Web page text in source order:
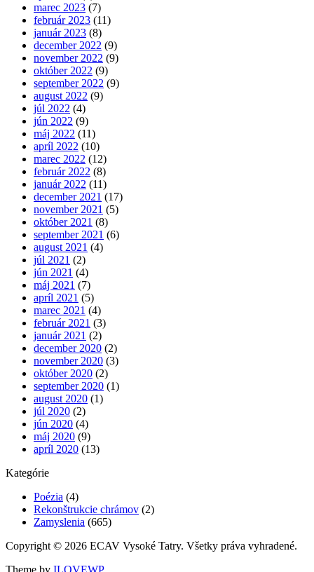
marec 2023 (7)
február 2023 (11)
január 2023 (8)
december 2022 (9)
november 2022 (9)
október 2022 (9)
september 2022 (9)
august 2022 (9)
júl 2022 (4)
jún 2022 (9)
máj 2022 (11)
apríl 2022 (10)
marec 2022 (12)
február 2022 (8)
január 2022 (11)
december 2021 (17)
november 2021 (5)
október 2021 (8)
september 2021 (6)
august 2021 (4)
júl 2021 (2)
jún 2021 (4)
máj 2021 (7)
apríl 2021 (5)
marec 2021 (4)
február 2021 (3)
január 2021 (2)
december 2020 (2)
november 2020 (3)
október 2020 (2)
september 2020 (1)
august 2020 (1)
júl 2020 (2)
jún 2020 (4)
máj 2020 (9)
apríl 2020 (13)
Kategórie
Poézia (4)
Rekonštrukcie chrámov (2)
Zamyslenia (665)
Copyright © 2026 ECAV Vysoké Tatry. Všetky práva vyhradené.
Theme by ILOVEWP